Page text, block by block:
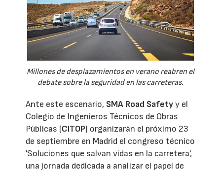
Millones de desplazamientos en verano reabren el
debate sobre la seguridad en las carreteras.
Ante este escenario, SMA Road Safetyy el
Colegio de Ingenieros Técnicos de Obras
Públicas (CITOP) organizarán el próximo 23
de septiembre en Madrid el congreso técnico
'Soluciones que salvan vidas en la carretera',
una jornada dedicada a analizar el papel de